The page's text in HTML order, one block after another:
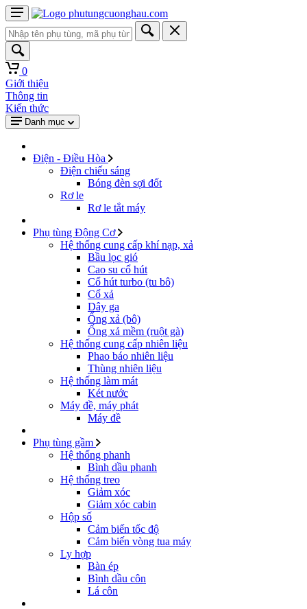
0
Giới thiệu
Thông tin
Kiến thức
Danh mục
Điện - Điều Hòa
Điện chiếu sáng
Bóng đèn sợi đốt
Rơ le
Rơ le tắt máy
Phụ tùng Động Cơ
Hệ thống cung cấp khí nạp, xả
Bầu lọc gió
Cao su cổ hút
Cổ hút turbo (tu bô)
Cổ xả
Dây ga
Ống xả (bô)
Ống xả mềm (ruột gà)
Hệ thống cung cấp nhiên liệu
Phao báo nhiên liệu
Thùng nhiên liệu
Hệ thống làm mát
Két nước
Máy đề, máy phát
Máy đề
Phụ tùng gầm
Hệ thống phanh
Bình dầu phanh
Hệ thống treo
Giảm xóc
Giảm xóc cabin
Hộp số
Cảm biến tốc độ
Cảm biến vòng tua máy
Ly hợp
Bàn ép
Bình dầu côn
Lá côn